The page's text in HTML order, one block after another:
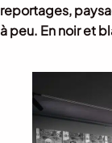
reportages,
à peu. En noir et